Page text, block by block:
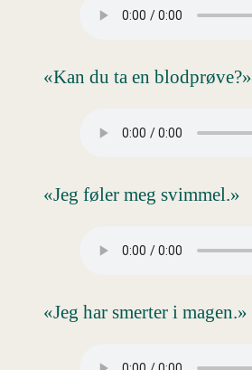
«Kan du ta en blodprøve?»
«Jeg føler meg svimmel.»
«Jeg har smerter i magen.»